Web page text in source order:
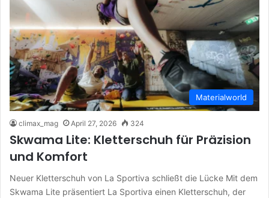
Materialworld
climax_mag April 27, 2026 324
Skwama Lite: Kletterschuh für Präzision
und Komfort
Neuer Kletterschuh von La Sportiva schließt die Lücke Mit dem
Skwama Lite präsentiert La Sportiva einen Kletterschuh, der